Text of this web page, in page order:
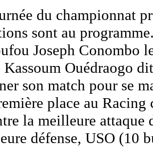
du championnat
sont au
Joseph Conombo
Ouédraogo
son match pour se
place au
la meilleure
défense, USO (10